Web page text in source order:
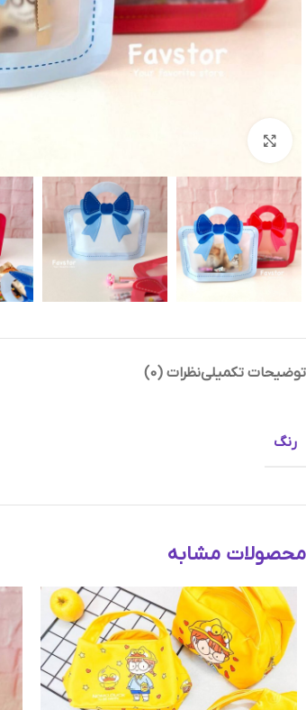
توضیحات تکمیلینظرات (0)
رنگ
محصولات مشابه